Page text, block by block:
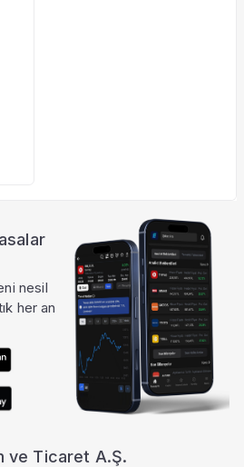
nesil
her an
ve Ticaret A.Ş.